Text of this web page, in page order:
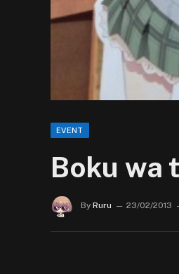
EVENT
Boku wa
By Ruru 23/02/2013